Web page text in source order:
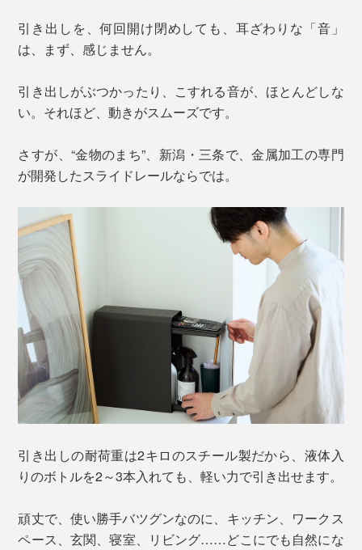
引き出しを、何回開け閉めしても、耳ざわりな「音」
は、まず、感じません。
引き出しがぶつかったり、こすれる音が、ほとんどしな
い。それほど、動きがスムーズです。
さすが、“金物のまち”、新潟・三条で、金属加工の専門
が開発したスライドレールならでは。
引き出しの耐荷重は2キロのスチール製だから、液体入
りのボトルを2～3本入れても、軽い力で引き出せます。
頑丈で、使い勝手バツグンなのに、キッチン、ワークス
ペース、玄関、寝室、リビング……どこにでも自然にな